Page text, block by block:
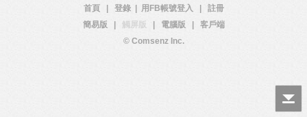
首頁 登錄 用FB帳號登入
註冊
簡易版
觸屏版 電腦版
客戶端
© Comsenz Inc.